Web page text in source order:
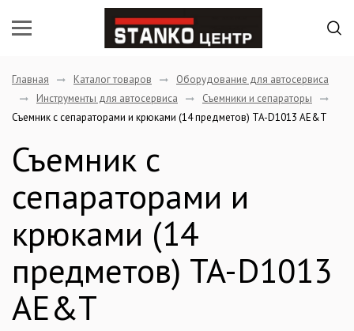
Главная Каталог товаров
Оборудование для автосервиса
Инструменты для автосервиса
Съемники и сепараторы
Съемник с сепараторами и крюками (14 предметов) TA-D1013 AE&T
Съемник с
сепараторами и
крюками (14
предметов) TA-D1013
AE&T